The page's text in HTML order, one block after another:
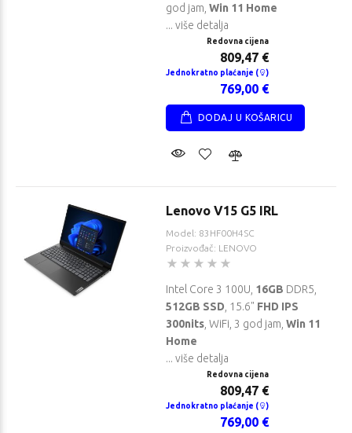
god jam,Win 11 Home
... više detalja
Redovna cijena
809,47 €
Jednokratno plaćanje ( )
769,00 €
DODAJ U KOŠARICU
Lenovo V15 G5 IRL
Model: 83HF00H4SC
Proizvođač: LENOVO
Intel Core 3 100U, 16GB DDR5,
512GB SSD , 15.6" FHD IPS
300nits , WiFi, 3 god jam,Win 11
Home
... više detalja
Redovna cijena
809,47 €
Jednokratno plaćanje ( )
769,00 €